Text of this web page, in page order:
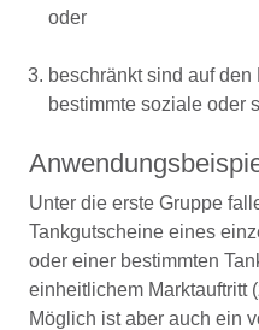
oder
beschränkt sind auf
bestimmte soziale oder
Unter die erste Gruppe
Tankgutscheine eines
oder einer bestimmten
einheitlichem Marktauftritt
Möglich ist aber auch ein